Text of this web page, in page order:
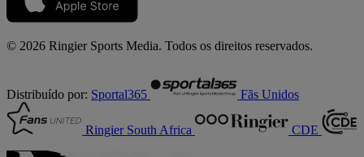
© 2026 Ringier Sports Media. Todos os direitos reservados.
Distribuído por: Sportal365 Fãs Unidos
Ringier South Africa CDE